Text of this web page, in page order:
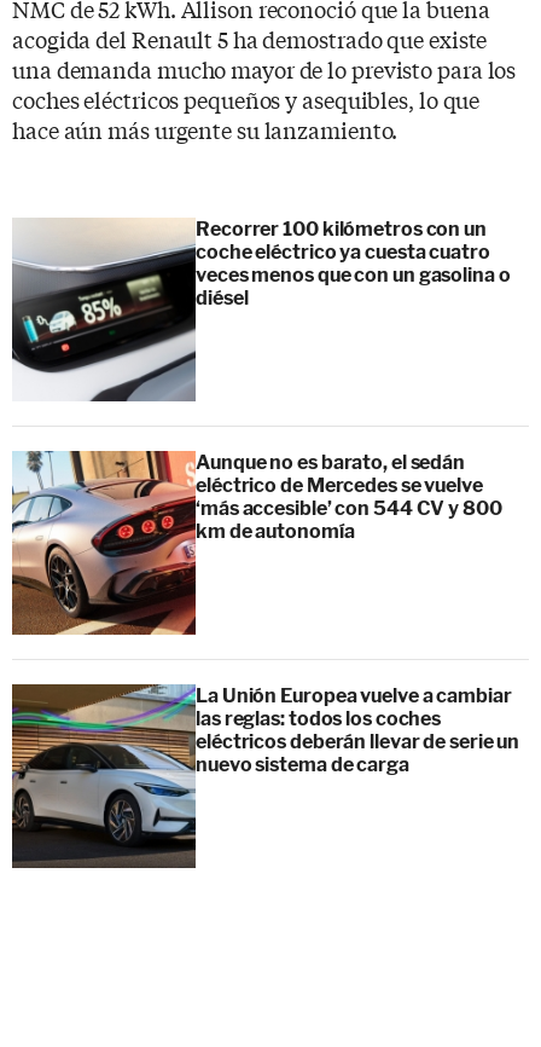
NMC de 52 kWh. Allison reconoció que la buena
acogida del Renault 5 ha demostrado que existe
una demanda mucho mayor de lo previsto para los
coches eléctricos pequeños y asequibles, lo que
hace aún más urgente su lanzamiento.
Recorrer 100 kilómetros con un
coche eléctrico ya cuesta cuatro
veces menos que con un gasolina o
diésel
Aunque no es barato, el sedán
eléctrico de Mercedes se vuelve
‘más accesible’ con 544 CV y 800
km de autonomía
La Unión Europea vuelve a cambiar
las reglas: todos los coches
eléctricos deberán llevar de serie un
nuevo sistema de carga